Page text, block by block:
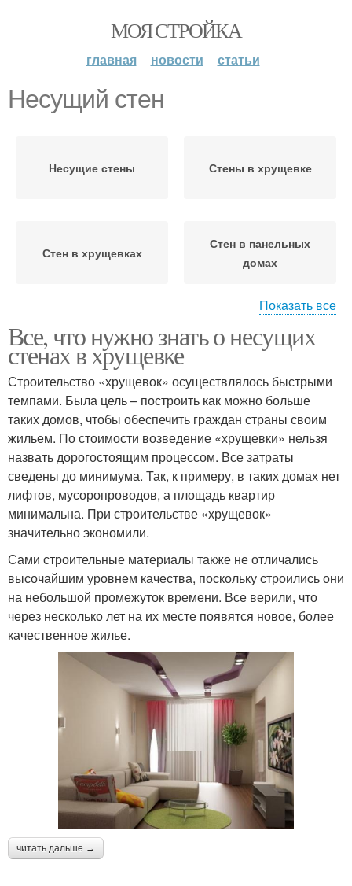
МОЯ СТРОЙКА
главная новости статьи
Несущий стен
Несущие стены Стены в хрущевке
Стен в хрущевках
Стен в панельных
домах
Стен в хрущевке Стены в хрущевках
Стен в конструкции Стен в доме
Стены в доме Стен без риска
Дверь в несущей стене
Материал для несущих
стен
Стены в панельных
Стены в панельном
доме
Стен в квартире Стены из кирпичной и
Стен на прочность
Показать все
Все, что нужно знать о несущих
стенах в хрущевке
Строительство «хрущевок» осуществлялось быстрыми
темпами. Была цель – построить как можно больше
таких домов, чтобы обеспечить граждан страны своим
жильем. По стоимости возведение «хрущевки» нельзя
назвать дорогостоящим процессом. Все затраты
сведены до минимума. Так, к примеру, в таких домах нет
лифтов, мусоропроводов, а площадь квартир
минимальна. При строительстве «хрущевок»
значительно экономили.
Сами строительные материалы также не отличались
высочайшим уровнем качества, поскольку строились они
на небольшой промежуток времени. Все верили, что
через несколько лет на их месте появятся новое, более
качественное жилье.
читать дальше →